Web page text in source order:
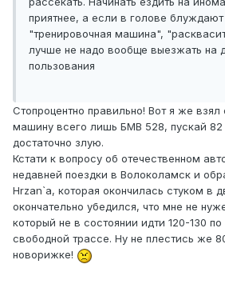
приятнее, а если в голове блуждают
"тренировочная машина",
лучше не надо вообще выезжать на
пользования
Стопроцентно правильно! Вот я же
машину всего лишь БМВ 528, пускай
достаточно злую.
Кстати к вопросу об отечественном
недавней поездки в Волоколамск и
Hrzan`а, которая окончилась стуком в
окончательно убедился, что мне не
который не в состоянии идти 120-130
свободной трассе. Ну не плестись же
новорижке!